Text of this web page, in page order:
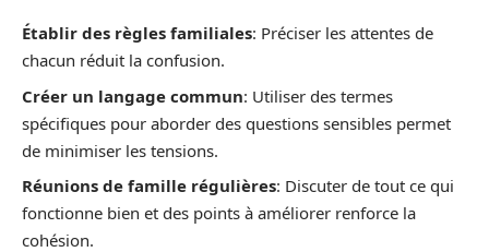
Établir des règles familiales: Préciser les attentes de
chacun réduit la confusion.
Créer un langage commun: Utiliser des termes
spécifiques pour aborder des questions sensibles permet
de minimiser les tensions.
Réunions de famille régulières: Discuter de tout ce qui
fonctionne bien et des points à améliorer renforce la
cohésion.